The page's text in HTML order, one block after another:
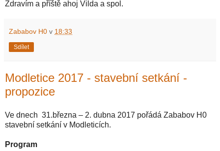
Zdravím a příště ahoj Vilda a spol.
Zababov H0 v 18:33
Sdílet
Modletice 2017 - stavební setkání -
propozice
Ve dnech 31.března – 2. dubna 2017 pořádá Zababov H0
stavební setkání v Modleticích.
Program